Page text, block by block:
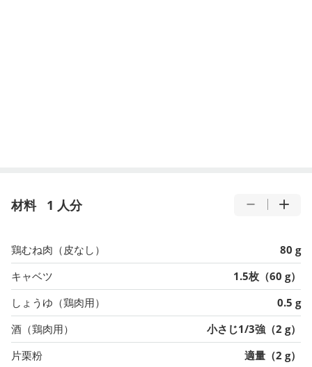
材料 1 人分
鶏むね肉（皮なし）
80 g
キャベツ
1.5枚（60 g）
しょうゆ（鶏肉用）
0.5 g
酒（鶏肉用）
小さじ1/3強（2 g）
片栗粉
適量（2 g）